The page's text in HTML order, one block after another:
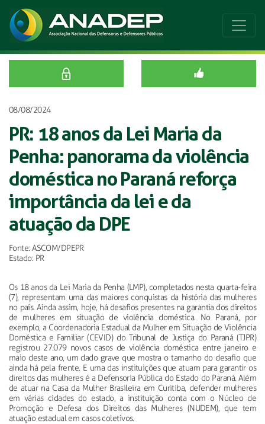
08/08/2024
PR: 18 anos da Lei Maria da
Penha: panorama da violência
doméstica no Paraná reforça
importância da lei e da
atuação da DPE
Fonte: ASCOM/DPEPR
Estado: PR
Os 18 anos da Lei Maria da Penha (LMP), completados nesta quarta-feira
(7), representam uma das maiores conquistas da história das mulheres
no país. Ainda assim, hoje, há desafios presentes na garantia dos direitos
de mulheres em situação de violência doméstica. No Paraná, por
exemplo, a Coordenadoria Estadual da Mulher em Situação de Violência
Doméstica e Familiar (CEVID) do Tribunal de Justiça do Paraná (TJPR)
registrou 27.079 novos casos de violência doméstica entre janeiro e
maio deste ano, um dado grave que mostra o tamanho do desafio que
ainda há pela frente. E uma das instituições que atuam para garantir os
direitos das mulheres é a Defensoria Pública do Estado do Paraná. Além
de atuar na Casa da Mulher Brasileira em Curitiba, defender mulheres
em várias cidades do estado, a instituição conta com o Núcleo de
Promoção e Defesa dos Direitos das Mulheres (NUDEM), que tem
atuação estadual em casos coletivos.